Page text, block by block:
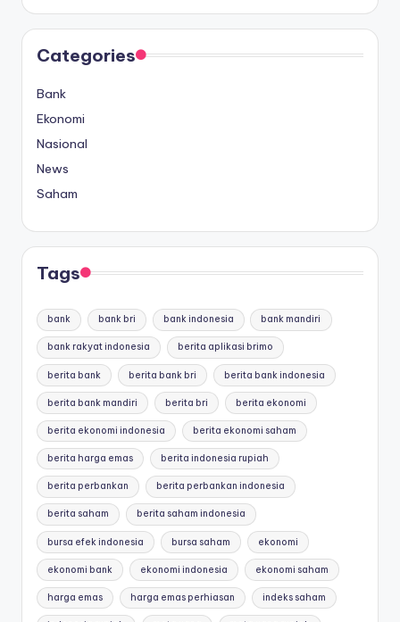
Categories
Bank
Ekonomi
Nasional
News
Saham
Tags
bank bank bri bank indonesia bank mandiri
bank rakyat indonesia berita aplikasi brimo
berita bank berita bank bri berita bank indonesia
berita bank mandiri berita bri berita ekonomi
berita ekonomi indonesia berita ekonomi saham
berita harga emas berita indonesia rupiah
berita perbankan berita perbankan indonesia
berita saham berita saham indonesia
bursa efek indonesia bursa saham ekonomi
ekonomi bank ekonomi indonesia ekonomi saham
harga emas harga emas perhiasan indeks saham